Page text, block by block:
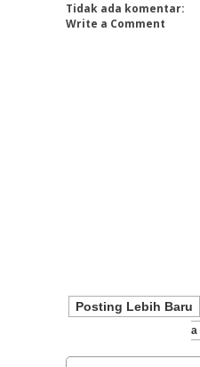
Tidak ada komentar:
Write a Comment
Posting Lebih Baru
A